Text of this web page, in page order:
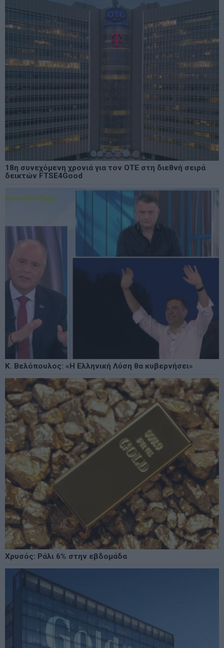
18η συνεχόμενη χρονιά για τον ΟΤΕ στη διεθνή σειρά
δεικτών FTSE4Good
Κ. Βελόπουλος: «Η Ελληνική Λύση θα κυβερνήσει»
Χρυσός: Ράλι 6% στην εβδομάδα